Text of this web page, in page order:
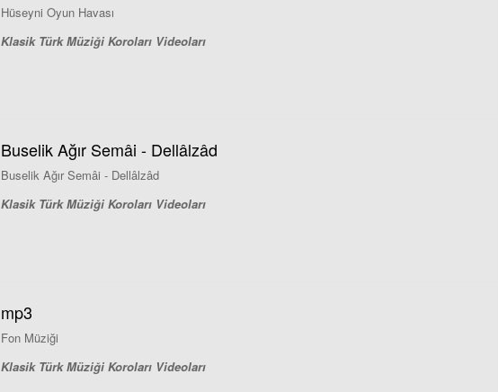
Hüseyni Oyun Havası
Klasik Türk Müziği Koroları Videoları
Buselik Ağır Semâi - Dellâlzâd
Buselik Ağır Semâi - Dellâlzâd
Klasik Türk Müziği Koroları Videoları
mp3
Fon Müziği
Klasik Türk Müziği Koroları Videoları